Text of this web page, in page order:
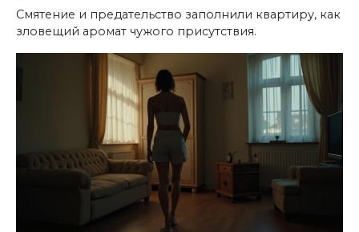
Смятение и предательство заполнили квартиру, как
зловещий аромат чужого присутствия.